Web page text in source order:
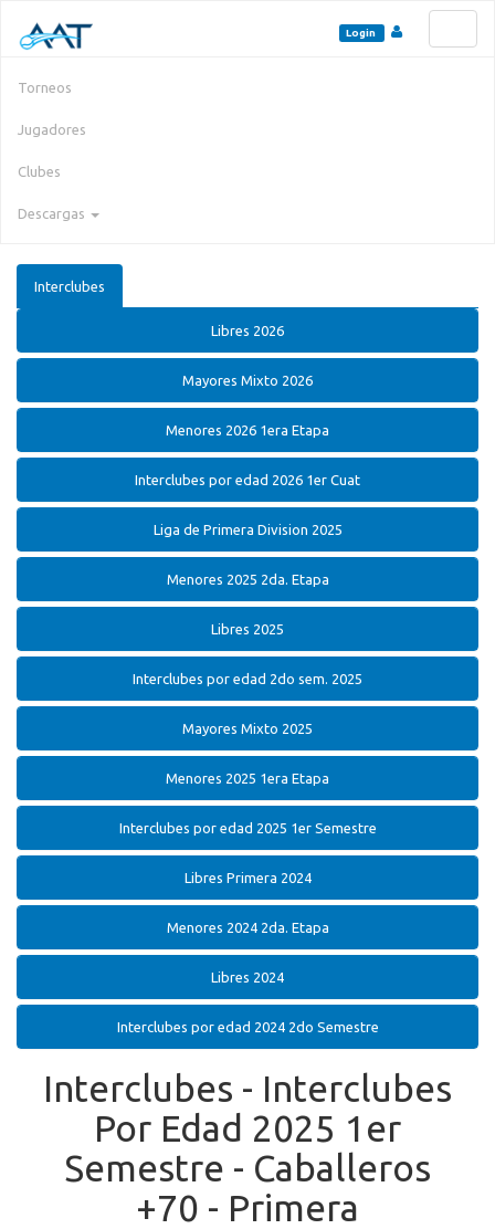
Torneos
Jugadores
Clubes
Descargas
Login
Interclubes
Libres 2026
Mayores Mixto 2026
Menores 2026 1era Etapa
Interclubes por edad 2026 1er Cuat
Liga de Primera Division 2025
Menores 2025 2da. Etapa
Libres 2025
Interclubes por edad 2do sem. 2025
Mayores Mixto 2025
Menores 2025 1era Etapa
Interclubes por edad 2025 1er Semestre
Libres Primera 2024
Menores 2024 2da. Etapa
Libres 2024
Interclubes por edad 2024 2do Semestre
Interclubes - Interclubes
Por Edad 2025 1er
Semestre - Caballeros
+70 - Primera